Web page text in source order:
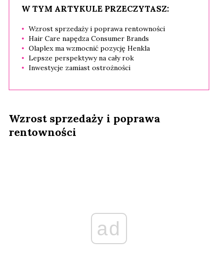
W TYM ARTYKULE PRZECZYTASZ:
Wzrost sprzedaży i poprawa rentowności
Hair Care napędza Consumer Brands
Olaplex ma wzmocnić pozycję Henkla
Lepsze perspektywy na cały rok
Inwestycje zamiast ostrożności
Wzrost sprzedaży i poprawa
rentowności
ad